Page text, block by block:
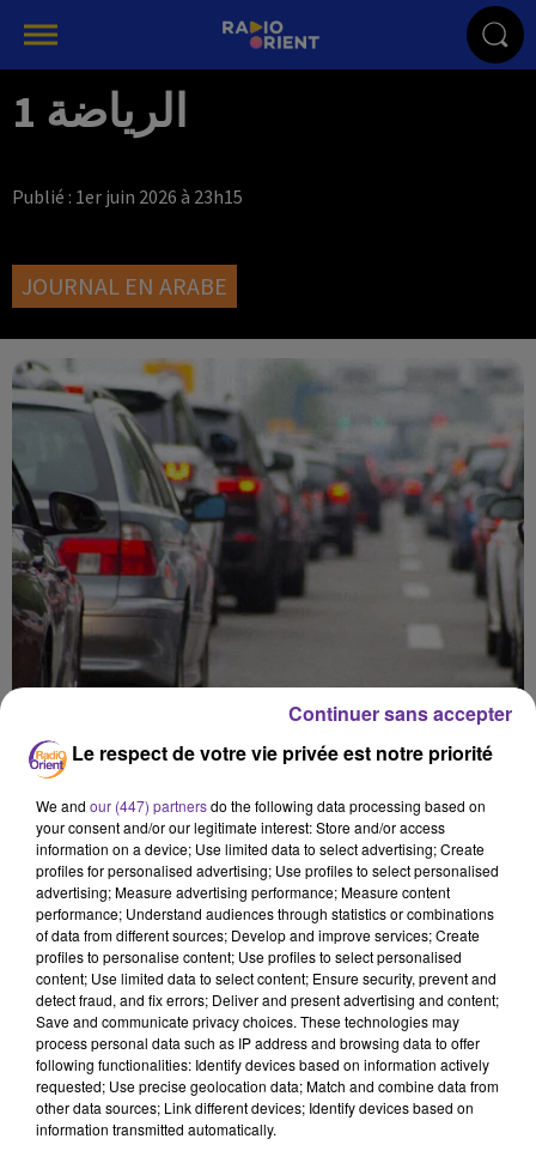
الرياضة 1
Publié : 1er juin 2026 à 23h15
JOURNAL EN ARABE
الرياضة 1
1er juin 2026 - 11 min 57 sec
الرياضة 1
الرياضة 1
Le respect de votre vie privée est notre priorité
We and our (447) partnersdo the following data processing based on
your consent and/or our legitimate interest: Store and/or access
information on a device; Use limited data to select advertising; Create
profiles for personalised advertising; Use profiles to select personalised
advertising; Measure advertising performance; Measure content
performance; Understand audiences through statistics or combinations
of data from different sources; Develop and improve services; Create
profiles to personalise content; Use profiles to select personalised
content; Use limited data to select content; Ensure security, prevent and
detect fraud, and fix errors; Deliver and present advertising and content;
Save and communicate privacy choices. These technologies may
process personal data such as IP address and browsing data to offer
following functionalities: Identify devices based on information actively
requested; Use precise geolocation data; Match and combine data from
other data sources; Link different devices; Identify devices based on
information transmitted automatically.
Continuer sans accepter